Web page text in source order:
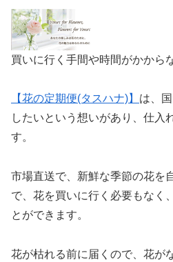
買いに行く手間や時間がかから
【花の定期便(タスハナ)】 は、
したいという想いがあり、仕入
す。
市場直送で、新鮮な季節の花を
で、花を買いに行く必要もなく
とができます。
花が枯れる前に届くので、花が